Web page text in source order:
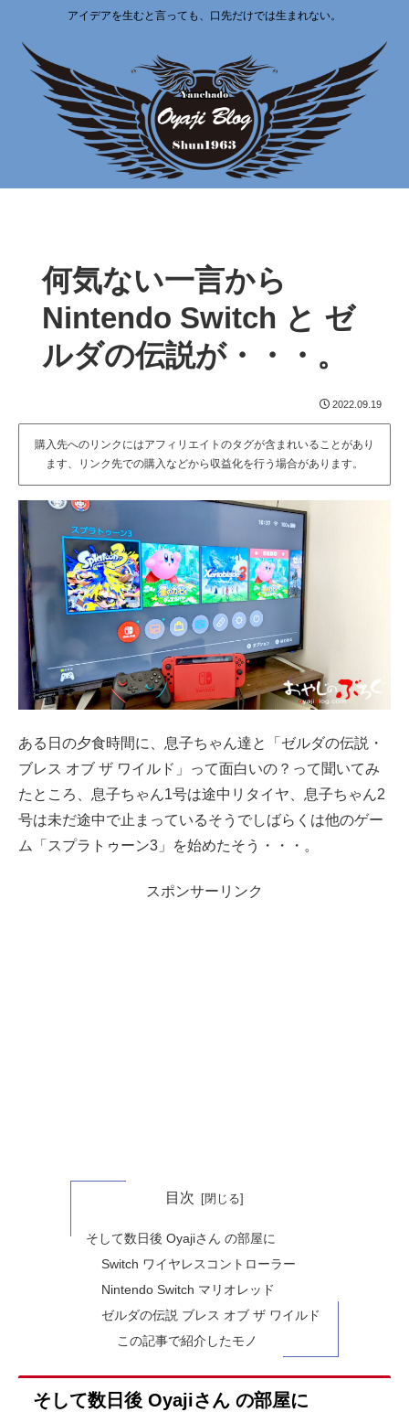
アイデアを生むと言っても、口先だけでは生まれない。
何気ない一言から
Nintendo Switch と ゼ
ルダの伝説が・・・。
2022.09.19
購入先へのリンクにはアフィリエイトのタグが含まれいることがあり
ます、リンク先での購入などから収益化を行う場合があります。
ある日の夕食時間に、息子ちゃん達と「ゼルダの伝説・
ブレス オブ ザ ワイルド」って面白いの？って聞いてみ
たところ、息子ちゃん1号は途中リタイヤ、息子ちゃん2
号は未だ途中で止まっているそうでしばらくは他のゲー
ム「スプラトゥーン3」を始めたそう・・・。
スポンサーリンク
目次
そして数日後 Oyajiさん の部屋に
Switch ワイヤレスコントローラー
Nintendo Switch マリオレッド
ゼルダの伝説 ブレス オブ ザ ワイルド
この記事で紹介したモノ
そして数日後 Oyajiさん の部屋に